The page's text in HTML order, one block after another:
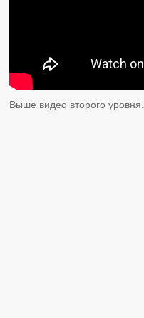
Выше видео второго уровня.